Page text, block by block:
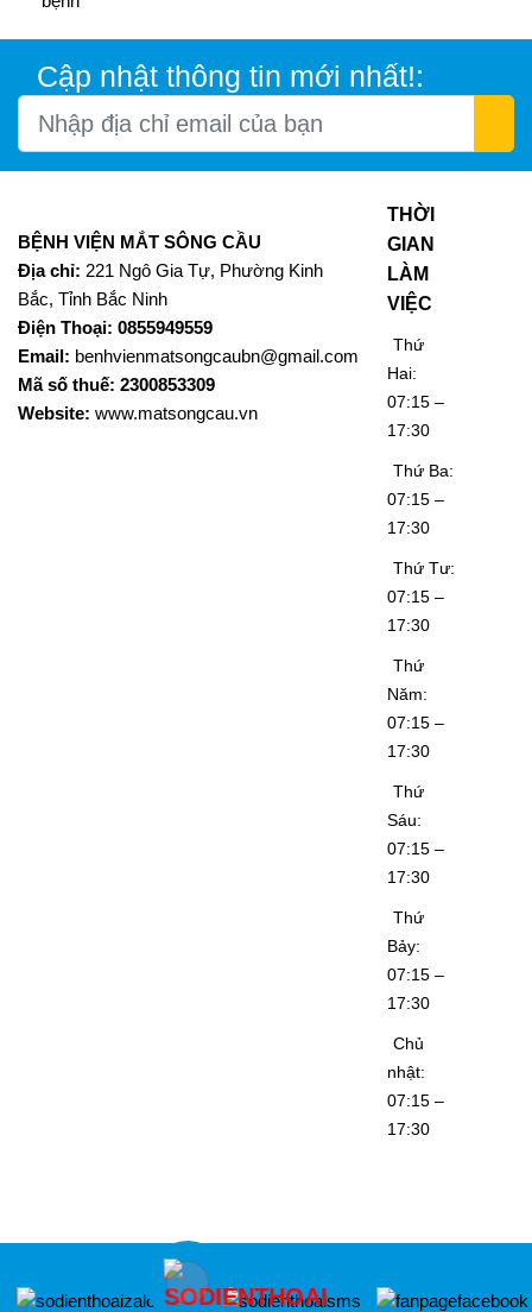
Cập nhật thông tin mới nhất!:
BỆNH VIỆN MẮT SÔNG CẦU
Địa chỉ: 221 Ngô Gia Tự, Phường Kinh
Bắc, Tỉnh Bắc Ninh
Điện Thoại: 0855949559
Email: benhvienmatsongcaubn@gmail.com
Mã số thuế: 2300853309
Website: www.matsongcau.vn
THỜI
GIAN
LÀM
VIỆC
Thứ
Hai:
07:15 –
17:30
Thứ Ba:
07:15 –
17:30
Thứ Tư:
07:15 –
17:30
Thứ
Năm:
07:15 –
17:30
Thứ
Sáu:
07:15 –
17:30
Thứ
Bảy:
07:15 –
17:30
Chủ
nhật:
07:15 –
17:30
Copyright © 2022. All Right Reserved
Thiết kết website Webso.vn